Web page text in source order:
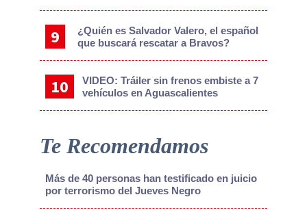
¿Quién es Salvador Valero, el español
que buscará rescatar a Bravos?
VIDEO: Tráiler sin frenos embiste a 7
vehículos en Aguascalientes
Te Recomendamos
Más de 40 personas han testificado en juicio
por terrorismo del Jueves Negro